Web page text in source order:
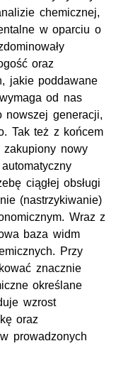
chemicznej,
w oparciu o
oraz
jakie poddawane
od nas
nowszej generacji,
Tak też z końcem
zakupiony nowy
ciągłej obsługi
(nastrzykiwanie)
Wraz z
baza widm
Przy
znacznie
określane
wzrost
oraz
prowadzonych